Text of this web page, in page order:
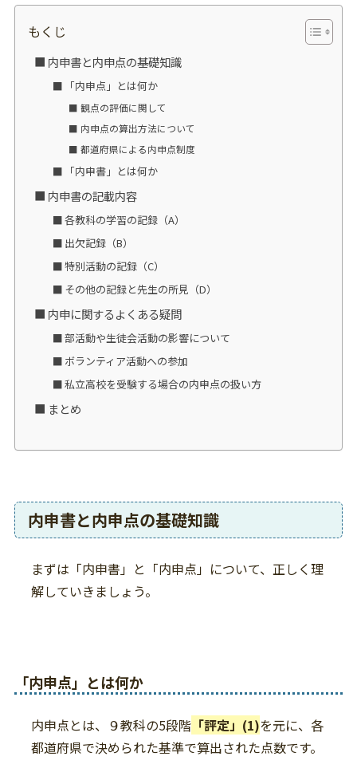
もくじ
内申書と内申点の基礎知識
「内申点」とは何か
観点の評価に関して
内申点の算出方法について
都道府県による内申点制度
「内申書」とは何か
内申書の記載内容
各教科の学習の記録（A）
出欠記録（B）
特別活動の記録（C）
その他の記録と先生の所見（D）
内申に関するよくある疑問
部活動や生徒会活動の影響について
ボランティア活動への参加
私立高校を受験する場合の内申点の扱い方
まとめ
内申書と内申点の基礎知識
まずは「内申書」と「内申点」について、正しく理
解していきましょう。
「内申点」とは何か
内申点とは、９教科の5段階「評定」(1)を元に、各
都道府県で決められた基準で算出された点数です。